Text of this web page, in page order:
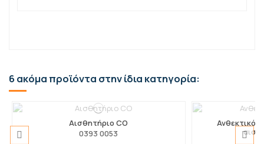
6 ακόμα προϊόντα στην ίδια κατηγορία:
Αισθητήριο CO
0393 0053